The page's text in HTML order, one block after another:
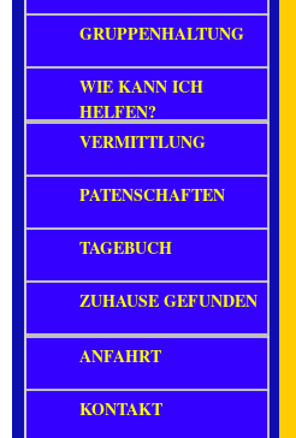
GRUPPENHALTUNG
WIE KANN ICH
HELFEN?
VERMITTLUNG
PATENSCHAFTEN
TAGEBUCH
ZUHAUSE GEFUNDEN
ANFAHRT
KONTAKT